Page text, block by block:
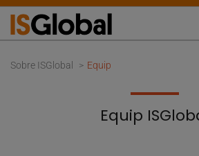
Sobre ISGlobal Equip
Equip